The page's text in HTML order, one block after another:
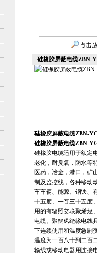
点击
硅橡胶屏蔽电缆ZBN-
硅橡胶屏蔽电缆ZBN-
硅橡胶屏蔽电缆ZBN-
硅橡胶电缆适用于额定
老化，耐臭氧，防水等
医药，冶金，港口，矿
制及监控线，各种移动
车车辆、能源、钢铁、
十五度、一百三十五度
用的有辐照交联聚烯烃
电缆。聚醚砜绝缘电线
下连续使用和温度急剧
温度为一百八十到二百
输线或移动电器用连接